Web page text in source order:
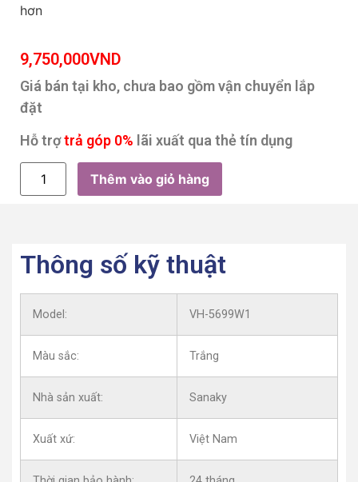
hơn
9,750,000VND
Giá bán tại kho, chưa bao gồm vận chuyển lắp
đặt
Hỗ trợtrả góp 0% lãi xuất qua thẻ tín dụng
Thêm vào giỏ hàng
Thông số kỹ thuật
Model: VH-5699W1
Màu sắc: Trắng
Nhà sản xuất: Sanaky
Xuất xứ: Việt Nam